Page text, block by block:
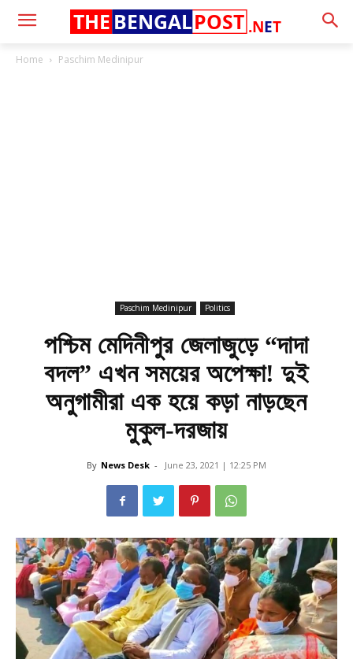
.NET
THE BENGALPOST
Home Paschim Medinipur
Paschim Medinipur Politics
পশ্চিম মেদিনীপুর জেলাজুড়ে “দাদা
বদল” এখন সময়ের অপেক্ষা! দুই
অনুগামীরা এক হয়ে কড়া নাড়ছেন
মুকুল-দরজায়
By News Desk - June 23, 2021 | 12:25 PM